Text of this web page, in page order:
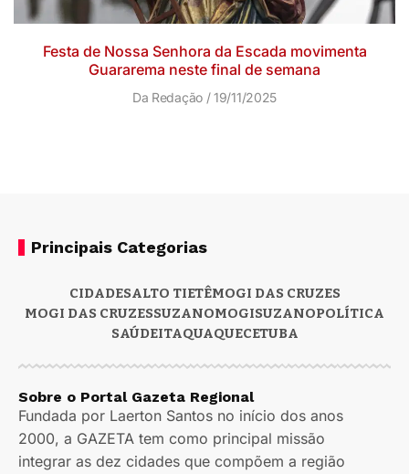
Festa de Nossa Senhora da Escada movimenta
Guararema neste final de semana
Da Redação 19/11/2025
Principais Categorias
CIDADESALTO TIETÊMOGI DAS CRUZES
MOGI DAS CRUZESSUZANOMOGISUZANOPOLÍTICA
SAÚDEITAQUAQUECETUBA
Sobre o Portal Gazeta Regional
Fundada por Laerton Santos no início dos anos
2000, a GAZETA tem como principal missão
integrar as dez cidades que compõem a região